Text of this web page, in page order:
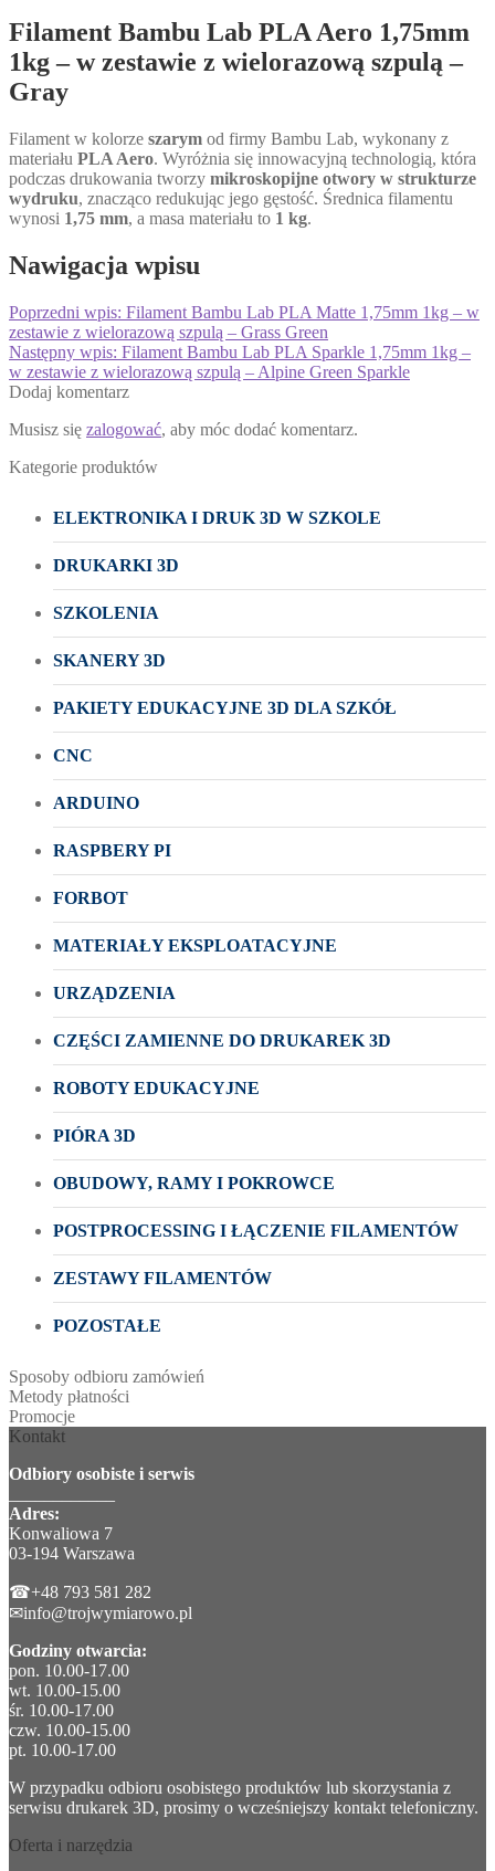
Filament Bambu Lab PLA Aero 1,75mm
1kg – w zestawie z wielorazową szpulą –
Gray
Filament w kolorze szarym od firmy Bambu Lab, wykonany z
materiału PLA Aero. Wyróżnia się innowacyjną technologią, która
podczas drukowania tworzy mikroskopijne otwory w strukturze
wydruku, znacząco redukując jego gęstość. Średnica filamentu
wynosi 1,75 mm, a masa materiału to 1 kg.
Nawigacja wpisu
Poprzedni wpis: Filament Bambu Lab PLA Matte 1,75mm 1kg – w
zestawie z wielorazową szpulą – Grass Green
Następny wpis: Filament Bambu Lab PLA Sparkle 1,75mm 1kg –
w zestawie z wielorazową szpulą – Alpine Green Sparkle
Dodaj komentarz
Musisz się zalogować, aby móc dodać komentarz.
Kategorie produktów
ELEKTRONIKA I DRUK 3D W SZKOLE
DRUKARKI 3D
SZKOLENIA
SKANERY 3D
PAKIETY EDUKACYJNE 3D DLA SZKÓŁ
CNC
ARDUINO
RASPBERY PI
FORBOT
MATERIAŁY EKSPLOATACYJNE
URZĄDZENIA
CZĘŚCI ZAMIENNE DO DRUKAREK 3D
ROBOTY EDUKACYJNE
PIÓRA 3D
OBUDOWY, RAMY I POKROWCE
POSTPROCESSING I ŁĄCZENIE FILAMENTÓW
ZESTAWY FILAMENTÓW
POZOSTAŁE
Sposoby odbioru zamówień
Metody płatności
Promocje
Kontakt
Odbiory osobiste i serwis
Adres:
Konwaliowa 7
03-194 Warszawa
☎+48 793 581 282
✉info@trojwymiarowo.pl
Godziny otwarcia:
pon. 10.00-17.00
wt. 10.00-15.00
śr. 10.00-17.00
czw. 10.00-15.00
pt. 10.00-17.00
W przypadku odbioru osobistego produktów lub skorzystania z
serwisu drukarek 3D, prosimy o wcześniejszy kontakt telefoniczny.
Oferta i narzędzia